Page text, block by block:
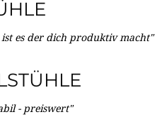
es der dich produktiv macht"
- preiswert"